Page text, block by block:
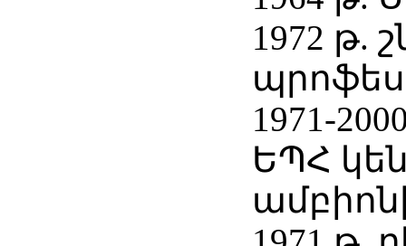
1972 թ.
1971-
ԵՊՀ